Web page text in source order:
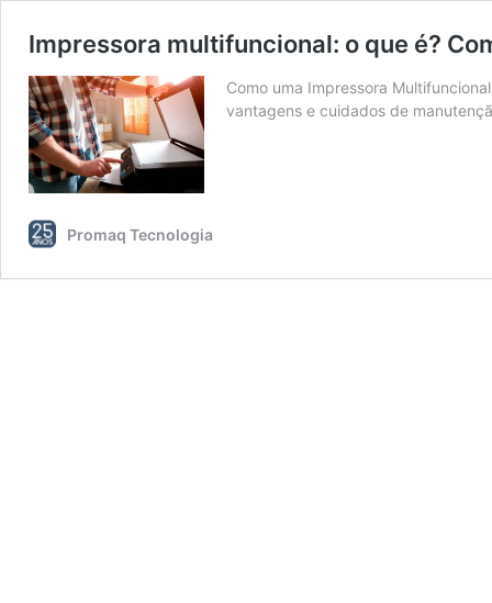
Impressora multifuncional: o que é?
Como uma Impressora
vantagens e cuidados de
Promaq Tecnologia